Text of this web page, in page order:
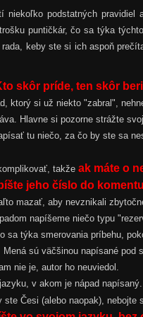
niekoľko podstatných pravidiel
puntičkár, čo sa týka
keby ste si ich aspoň
skôr príde, ten skôr
ktorý si už niekto "zabral",
Hlavne si pozorne strážte
tu niečo, za čo by ste sa
takže ak máte o
jeho číslo do
mazať, aby nevznikali
napíšeme niečo typu
sa týka smerovania príbehu,
Mená sú väčšinou napísané pod
nie je, autor ho neuviedol.
v akom je nápad
Česi (alebo naopak), nebojte